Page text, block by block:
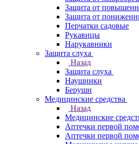
Защита от
Защита от
Перчатки садовые
Рукавицы
Нарукавники
Защита слуха
Назад
Защита слуха
Наушники
Беруши
Медицинские средства
Назад
Медицинские
Аптечки первой
Аптечки первой